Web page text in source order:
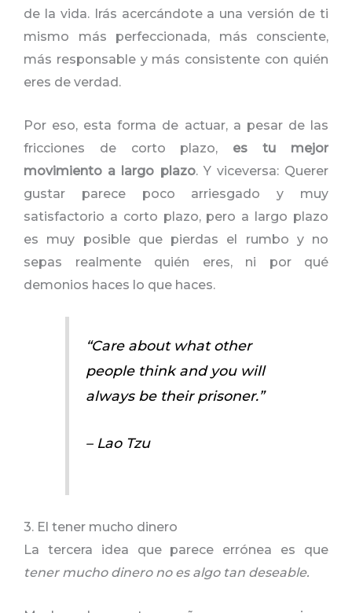
de la vida. Irás acercándote a una versión de ti
mismo más perfeccionada, más consciente,
más responsable y más consistente con quién
eres de verdad.
Por eso, esta forma de actuar, a pesar de las
fricciones de corto plazo, es tu mejor
movimiento a largo plazo. Y viceversa: Querer
gustar parece poco arriesgado y muy
satisfactorio a corto plazo, pero a largo plazo
es muy posible que pierdas el rumbo y no
sepas realmente quién eres, ni por qué
demonios haces lo que haces.
“Care about what other
people think and you will
always be their prisoner.”
– Lao Tzu
3. El tener mucho dinero
La tercera idea que parece errónea es que
tener mucho dinero no es algo tan deseable.